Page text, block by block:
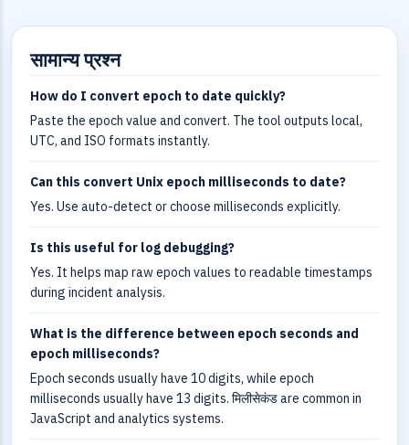
सामान्य प्रश्न
How do I convert epoch to date quickly?
Paste the epoch value and convert. The tool outputs local,
UTC, and ISO formats instantly.
Can this convert Unix epoch milliseconds to date?
Yes. Use auto-detect or choose milliseconds explicitly.
Is this useful for log debugging?
Yes. It helps map raw epoch values to readable timestamps
during incident analysis.
What is the difference between epoch seconds and
epoch milliseconds?
Epoch seconds usually have 10 digits, while epoch
milliseconds usually have 13 digits. मिलीसेकंड are common in
JavaScript and analytics systems.